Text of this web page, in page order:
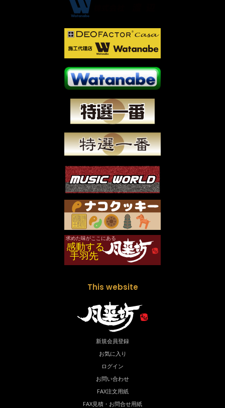
This website
新規会員登録
お気に入り
ログイン
お問い合わせ
FAX注文用紙
FAX見積・お問合せ用紙